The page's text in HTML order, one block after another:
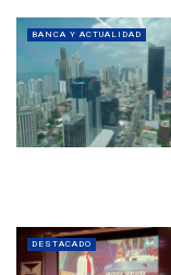
BANCA Y ACTUALIDAD
DESTACADO